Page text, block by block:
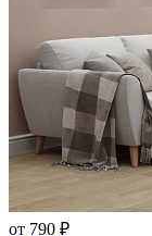
от 790 ₽